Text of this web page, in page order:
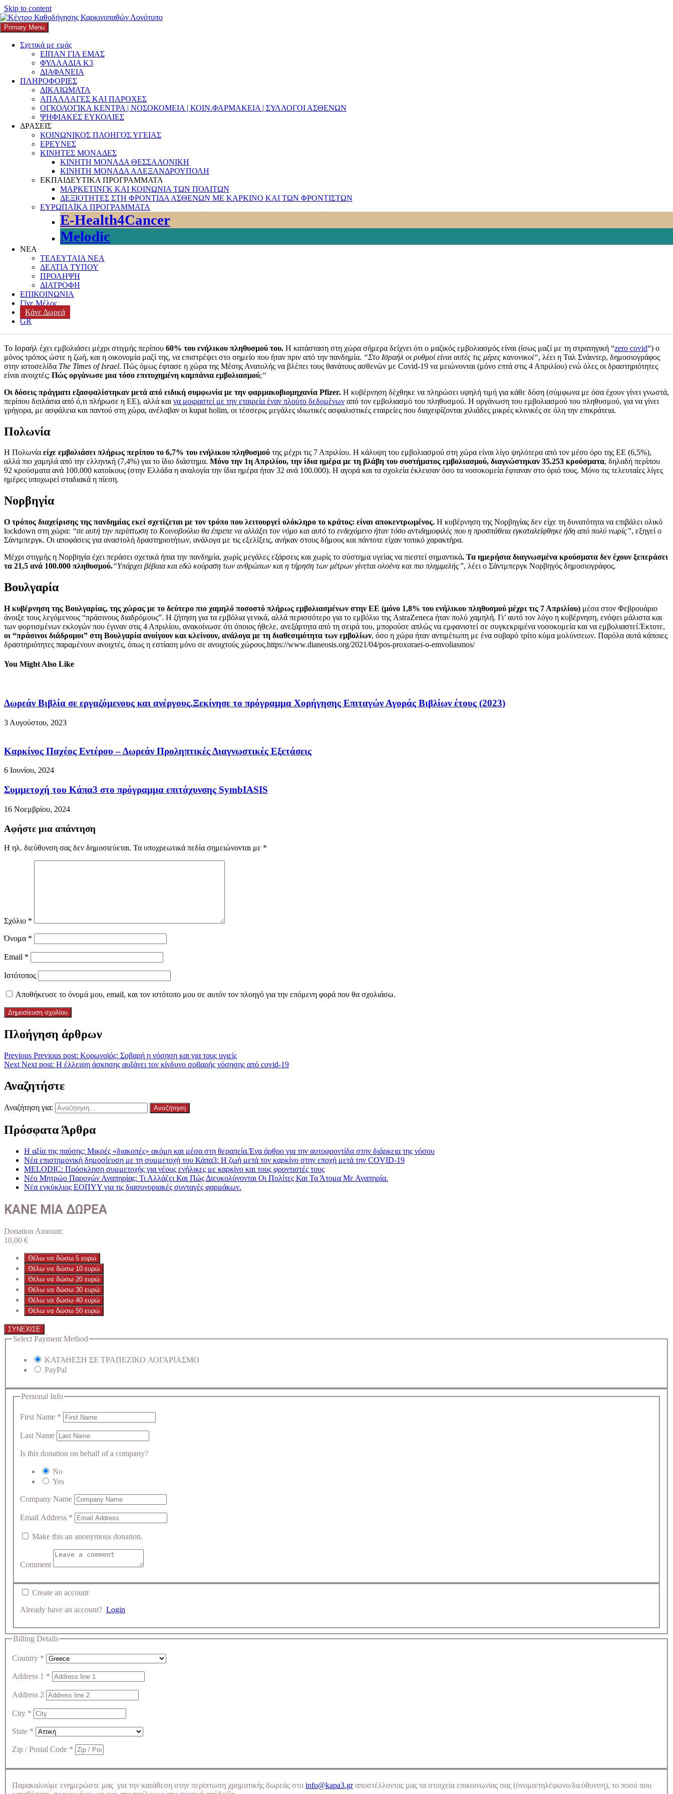
Skip to content
K3
ΚΕΝΤΡΟ ΚΑΘΟΔΗΓΗΣΗΣ ΚΑΡΚΙΝΟΠΑΘΩΝ
Primary Menu
Σχετικά με εμάς
ΕΙΠΑΝ ΓΙΑ ΕΜΑΣ
ΦΥΛΛΑΔΙΑ Κ3
ΔΙΑΦΑΝΕΙΑ
ΠΛΗΡΟΦΟΡΙΕΣ
ΔΙΚΑΙΩΜΑΤΑ
ΑΠΑΛΛΑΓΕΣ ΚΑΙ ΠΑΡΟΧΕΣ
ΟΓΚΟΛΟΓΙΚΑ ΚΕΝΤΡΑ | ΝΟΣΟΚΟΜΕΙΑ | ΚΟΙΝ.ΦΑΡΜΑΚΕΙΑ | ΣΥΛΛΟΓΟΙ ΑΣΘΕΝΩΝ
ΨΗΦΙΑΚΕΣ ΕΥΚΟΛΙΕΣ
ΔΡΑΣΕΙΣ
ΚΟΙΝΩΝΙΚΟΣ ΠΛΟΗΓΟΣ ΥΓΕΙΑΣ
ΕΡΕΥΝΕΣ
ΚΙΝΗΤΕΣ ΜΟΝΑΔΕΣ
ΚΙΝΗΤΗ ΜΟΝΑΔΑ ΘΕΣΣΑΛΟΝΙΚΗ
ΚΙΝΗΤΗ ΜΟΝΑΔΑ ΑΛΕΞΑΝΔΡΟΥΠΟΛΗ
ΕΚΠΑΙΔΕΥΤΙΚΑ ΠΡΟΓΡΑΜΜΑΤΑ
ΜΑΡΚΕΤΙΝΓΚ ΚΑΙ ΚΟΙΝΩΝΙΑ ΤΩΝ ΠΟΛΙΤΩΝ
ΔΕΞΙΟΤΗΤΕΣ ΣΤΗ ΦΡΟΝΤΙΔΑ ΑΣΘΕΝΩΝ ΜΕ ΚΑΡΚΙΝΟ ΚΑΙ ΤΩΝ ΦΡΟΝΤΙΣΤΩΝ
ΕΥΡΩΠΑΪΚΑ ΠΡΟΓΡΑΜΜΑΤΑ
E-Health4Cancer
Melodic
ΝΕΑ
ΤΕΛΕΥΤΑΙΑ ΝΕΑ
ΔΕΛΤΙΑ ΤΥΠΟΥ
ΠΡΟΛΗΨΗ
ΔΙΑΤΡΟΦΗ
ΕΠΙΚΟΙΝΩΝΙΑ
Γίνε Μέλος
Κάνε Δωρεά
GR
Αναζήτηση για:
Πώς Προχωράει Ο Εμβολιασμός; Ιστορίες Από Τέσσερις Χώρες
Posted on 22 Απριλίου, 202122 Απριλίου, 2021Authork3-editorCategoriesΓΕΝΙΚΑ,ΠΛΗΡΟΦΟΡΙΕΣ
‘Ερευνα που δημοσιεύτηκε στην Διανέοσις
στάδιο που βρίσκεται η καθεμία στο διαφορετικό στάδιο εμβολιασμού του πληθυσμού της.
Νορβηγίαανησυχεί για τους νέους.Το
αντίστροφα για το τέλος της που ελπίζουν ότι θα έρθει σύντομα
κινητικότητας. Είναι μια υπόσχεση που οι πρώτες περιπτώσεις χωρών που προχώρησαν γρήγορα τον εμβολιασμό δείχνουν ότι θα τηρηθεί.
Ισραήλ
Το Ισραήλ έχει εμβολιάσει μέχρι στιγμής περίπου 60% του ενήλικου πληθυσμού του. Η κατάσταση στη χώρα σήμερα δείχνει ότι ο μαζικός εμβολιασμός είναι (ίσως μαζί με τη στρατηγική “zero covid“) ο
μόνος τρόπος ώστε η ζωή, και η οικονομία μαζί της, να επιστρέψει στο σημείο που ήταν πριν από την πανδημία. “Στο Ισραήλ οι ρυθμοί είναι αυτές τις μέρες κανονικοί“, λέει η Ταλ Σνάιντερ, δημοσιογράφος
στην ιστοσελίδα The Times of Israel. Πώς όμως έφτασε η χώρα της Μέσης Ανατολής να βλέπει τους θανάτους ασθενών με Covid-19 να μειώνονται (μόνο επτά στις 4 Απριλίου) ενώ όλες οι δραστηριότητες
είναι ανοιχτές; Πώς οργάνωσε μια τόσο επιτυχημένη καμπάνια εμβολιασμού;“
Οι δόσεις πράγματι εξασφαλίστηκαν μετά από ειδική συμφωνία με την φαρμακοβιομηχανία Pfizer. Η κυβέρνηση δέχθηκε να πληρώσει υψηλή τιμή για κάθε δόση (σύμφωνα με όσα έχουν γίνει γνωστά,
περίπου διπλάσια από ό,τι πλήρωσε η ΕΕ), αλλά και να μοιραστεί με την εταιρεία έναν πλούτο δεδομένων από τον εμβολιασμό του πληθυσμού. Η οργάνωση του εμβολιασμού του πληθυσμού, για να γίνει
γρήγορα, με ασφάλεια και παντού στη χώρα, ανέλαβαν οι kupat holim, οι τέσσερις μεγάλες ιδιωτικές ασφαλιστικές εταιρείες που διαχειρίζονται χιλιάδες μικρές κλινικές σε όλη την επικράτεια.
Πολωνία
Η Πολωνία είχε εμβολιάσει πλήρως περίπου το 6,7% του ενήλικου πληθυσμού της μέχρι τις 7 Απριλίου. Η κάλυψη του εμβολιασμού στη χώρα είναι λίγο ψηλότερα από τον μέσο όρο της ΕΕ (6,5%),
αλλά πιο χαμηλά από την ελληνική (7,4%) για το ίδιο διάστημα. Μόνο την 1η Απριλίου, την ίδια ημέρα με τη βλάβη του συστήματος εμβολιασμού, διαγνώστηκαν 35.253 κρούσματα, δηλαδή περίπου
92 κρούσματα ανά 100.000 κατοίκους (στην Ελλάδα η αναλογία την ίδια ημέρα ήταν 32 ανά 100.000). Η αγορά και τα σχολεία έκλεισαν όσο τα νοσοκομεία έφταναν στο όριό τους. Μόνο τις τελευταίες λίγες
ημέρες υποχωρεί σταδιακά η πίεση.
Νορβηγία
Ο τρόπος διαχείρισης της πανδημίας εκεί σχετίζεται με τον τρόπο που λειτουργεί ολόκληρο το κράτος: είναι αποκεντρωμένος. Η κυβέρνηση της Νορβηγίας δεν είχε τη δυνατότητα να επιβάλει ολικό
lockdown στη χώρα: “σε αυτή την περίπτωση το Κοινοβούλιο θα έπρεπε να αλλάξει τον νόμο και αυτό το ενδεχόμενο ήταν τόσο αντιδημοφιλές που η προσπάθεια εγκαταλείφθηκε ήδη από πολύ νωρίς”, εξηγεί ο
Σάντμπεργκ. Οι αποφάσεις για αναστολή δραστηριοτήτων, ανάλογα με τις εξελίξεις, ανήκαν στους δήμους και πάντοτε είχαν τοπικό χαρακτήρα.
Μέχρι στιγμής η Νορβηγία έχει περάσει σχετικά ήπια την πανδημία, χωρίς μεγάλες εξάρσεις και χωρίς το σύστημα υγείας να πιεστεί σημαντικά. Τα ημερήσια διαγνωσμένα κρούσματα δεν έχουν ξεπεράσει
τα 21,5 ανά 100.000 πληθυσμού.“Υπάρχει βέβαια και εδώ κούραση των ανθρώπων και η τήρηση των μέτρων γίνεται ολοένα και πιο πλημμελής”, λέει ο Σάντμπεργκ Νορβηγός δημοσιογράφος.
Βουλγαρία
Η κυβέρνηση της Βουλγαρίας, της χώρας με το δεύτερο πιο χαμηλό ποσοστό πλήρως εμβολιασμένων στην ΕΕ (μόνο 1,8% του ενήλικου πληθυσμού μέχρι τις 7 Απριλίου) μέσα στον Φεβρουάριο
άνοιξε τους λεγόμενους “πράσινους διαδρόμους”. Η ζήτηση για τα εμβόλια γενικά, αλλά περισσότερο για το εμβόλιο της AstraZeneca ήταν πολύ χαμηλή. Γι’ αυτό τον λόγο η κυβέρνηση, ενόψει μάλιστα και
των φορτισμένων εκλογών που έγιναν στις 4 Απριλίου, ανακοίνωσε ότι όποιος ήθελε, ανεξάρτητα από τη σειρά του, μπορούσε απλώς να εμφανιστεί σε συγκεκριμένα νοσοκομεία και να εμβολιαστεί.Έκτοτε,
οι “πράσινοι διάδρομοι” στη Βουλγαρία ανοίγουν και κλείνουν, ανάλογα με τη διαθεσιμότητα των εμβολίων, όσο η χώρα ήταν αντιμέτωπη με ένα σοβαρό τρίτο κύμα μολύνσεων. Παρόλα αυτά κάποιες
δραστηριότητες παραμένουν ανοιχτές, όπως η εστίαση μόνο σε ανοιχτούς χώρους.https://www.dianeosis.org/2021/04/pos-proxoraei-o-emvoliasmos/
You Might Also Like
Δωρεάν Βιβλία σε εργαζόμενους και ανέργους.Ξεκίνησε το πρόγραμμα Χορήγησης Επιταγών Αγοράς Βιβλίων έτους (2023)
3 Αυγούστου, 2023
Καρκίνος Παχέος Εντέρου – Δωρεάν Προληπτικές Διαγνωστικές Εξετάσεις
6 Ιουνίου, 2024
Συμμετοχή του Κάπα3 στο πρόγραμμα επιτάχυνσης SymbIASIS
16 Νοεμβρίου, 2024
Αφήστε μια απάντηση
Η ηλ. διεύθυνση σας δεν δημοσιεύεται. Τα υποχρεωτικά πεδία σημειώνονται με *
Σχόλιο *
Όνομα *
Email *
Ιστότοπος
Αποθήκευσε το όνομά μου, email, και τον ιστότοπο μου σε αυτόν τον πλοηγό για την επόμενη φορά που θα σχολιάσω.
Πλοήγηση άρθρων
Previous Previous post: Κορωνοϊός: Σοβαρή η νόσηση και για τους υγιείς
Next Next post: Η έλλειψη άσκησης αυξάνει τον κίνδυνο σοβαρής νόσησης από covid-19
Αναζητήστε
Αναζήτηση για:
Πρόσφατα Άρθρα
Η αξία της παύσης: Μικρές «διακοπές» ακόμη και μέσα στη θεραπεία.Ένα άρθρο για την αυτοφροντίδα στην διάρκεια της νόσου
Νέα επιστημονική δημοσίευση με τη συμμετοχή του Κάπα3: Η ζωή μετά τον καρκίνο στην εποχή μετά την COVID-19
MELODIC: Πρόσκληση συμμετοχής για νέους ενήλικες με καρκίνο και τους φροντιστές τους
Νέο Μητρώο Παροχών Αναπηρίας: Τι Αλλάζει Και Πώς Διευκολύνονται Οι Πολίτες Και Τα Άτομα Με Αναπηρία.
Νέα εγκύκλιος ΕΟΠΥΥ για τις διασυνοριακές συνταγές φαρμάκων.
ΚΑΝΕ ΜΙΑ ΔΩΡΕΑ
Donation Amount:
10,00 €
Θέλω να δώσω 5 ευρώ
Θέλω να δώσω 10 ευρώ
Θέλω να δώσω 20 ευρώ
Θέλω να δώσω 30 ευρώ
Θέλω να δώσω 40 ευρώ
Θέλω να δώσω 50 ευρώ
ΣΥΝΕΧΙΣΕ
Select Payment Method
ΚΑΤΑΘΕΣΗ ΣΕ ΤΡΑΠΕΖΙΚΟ ΛΟΓΑΡΙΑΣΜΟ
PayPal
Personal Info
First Name *
Last Name
Is this donation on behalf of a company?
No
Yes
Company Name
Email Address *
Make this an anonymous donation.
Comment
Create an account
Already have an account? Login
Billing Details
Country *
Address 1 *
Address 2
City *
State *
Zip / Postal Code *
Παρακαλούμε ενημερώστε μας για την κατάθεση στην περίπτωση χρηματικής δωρεάς στο info@kapa3.grαποστέλλοντας μας τα στοιχεία επικοινωνίας σας (όνομα/τηλέφωνο/διεύθυνση), το ποσό που